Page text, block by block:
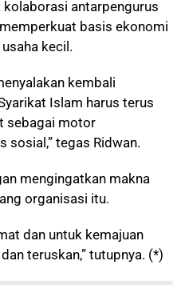
kolaborasi antarpengurus
basis ekonomi
kecil.
kembali
Islam harus terus
sebagai motor
sosial,” tegas Ridwan.
mengingatkan makna
organisasi itu.
dan untuk kemajuan
teruskan,” tutupnya. (*)